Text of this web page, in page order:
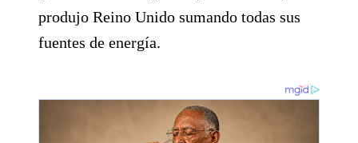
produjo Reino Unido sumando todas sus
fuentes de energía.